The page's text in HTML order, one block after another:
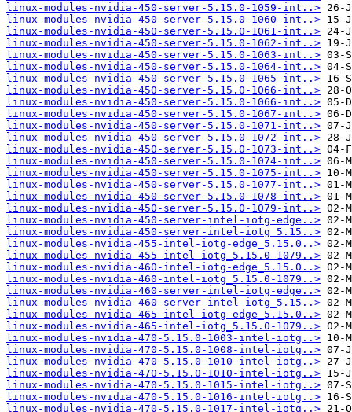
linux-modules-nvidia-450-server-5.15.0-1059-int..>
linux-modules-nvidia-450-server-5.15.0-1060-int..>
linux-modules-nvidia-450-server-5.15.0-1061-int..>
linux-modules-nvidia-450-server-5.15.0-1062-int..>
linux-modules-nvidia-450-server-5.15.0-1063-int..>
linux-modules-nvidia-450-server-5.15.0-1064-int..>
linux-modules-nvidia-450-server-5.15.0-1065-int..>
linux-modules-nvidia-450-server-5.15.0-1066-int..>
linux-modules-nvidia-450-server-5.15.0-1066-int..>
linux-modules-nvidia-450-server-5.15.0-1067-int..>
linux-modules-nvidia-450-server-5.15.0-1071-int..>
linux-modules-nvidia-450-server-5.15.0-1072-int..>
linux-modules-nvidia-450-server-5.15.0-1073-int..>
linux-modules-nvidia-450-server-5.15.0-1074-int..>
linux-modules-nvidia-450-server-5.15.0-1075-int..>
linux-modules-nvidia-450-server-5.15.0-1077-int..>
linux-modules-nvidia-450-server-5.15.0-1078-int..>
linux-modules-nvidia-450-server-5.15.0-1079-int..>
linux-modules-nvidia-450-server-intel-iotg-edge..>
linux-modules-nvidia-450-server-intel-iotg_5.15..>
linux-modules-nvidia-455-intel-iotg-edge_5.15.0..>
linux-modules-nvidia-455-intel-iotg_5.15.0-1079..>
linux-modules-nvidia-460-intel-iotg-edge_5.15.0..>
linux-modules-nvidia-460-intel-iotg_5.15.0-1079..>
linux-modules-nvidia-460-server-intel-iotg-edge..>
linux-modules-nvidia-460-server-intel-iotg_5.15..>
linux-modules-nvidia-465-intel-iotg-edge_5.15.0..>
linux-modules-nvidia-465-intel-iotg_5.15.0-1079..>
linux-modules-nvidia-470-5.15.0-1003-intel-iotg..>
linux-modules-nvidia-470-5.15.0-1008-intel-iotg..>
linux-modules-nvidia-470-5.15.0-1010-intel-iotg..>
linux-modules-nvidia-470-5.15.0-1010-intel-iotg..>
linux-modules-nvidia-470-5.15.0-1015-intel-iotg..>
linux-modules-nvidia-470-5.15.0-1016-intel-iotg..>
linux-modules-nvidia-470-5.15.0-1017-intel-iotg..>